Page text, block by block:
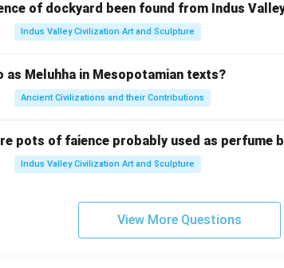
of dockyard been found from Indus
Indus Valley Civilization Art and Sculpture
as Meluhha in Mesopotamian texts?
Ancient Civilizations and their Contributions
pots of faience probably used as perfume
Indus Valley Civilization Art and Sculpture
View More Questions